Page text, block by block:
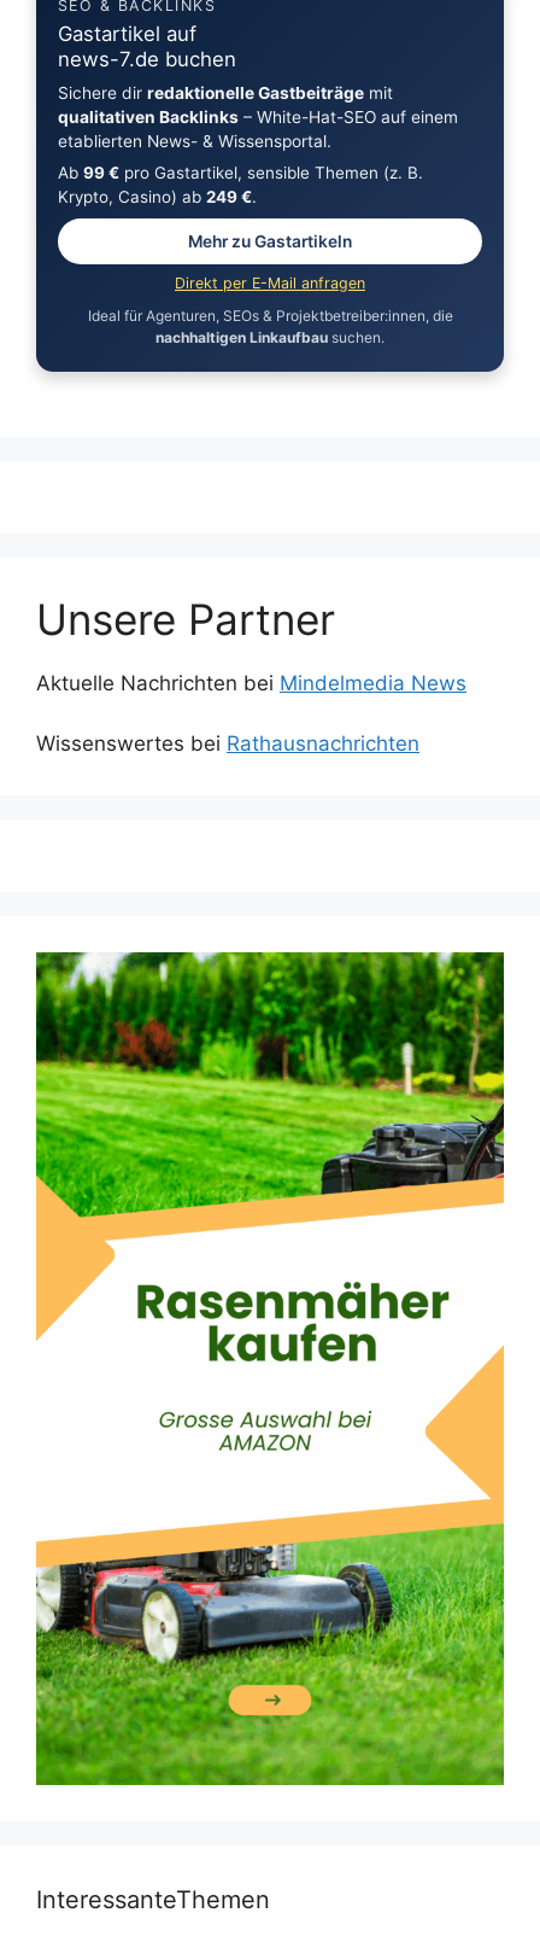
SEO & BACKLINKS
Gastartikel auf
news-7.de buchen
Sichere dir redaktionelle Gastbeiträgemit
qualitativen Backlinks– White-Hat-SEO auf einem
etablierten News- & Wissensportal.
Ab 99 €pro Gastartikel, sensible Themen (z. B.
Krypto, Casino) ab 249 €.
Mehr zu Gastartikeln
Direkt per E-Mail anfragen
Ideal für Agenturen, SEOs & Projektbetreiber:innen, die
nachhaltigen Linkaufbau suchen.
Unsere Partner
Aktuelle Nachrichten bei Mindelmedia News
Wissenswertes bei Rathausnachrichten
InteressanteThemen